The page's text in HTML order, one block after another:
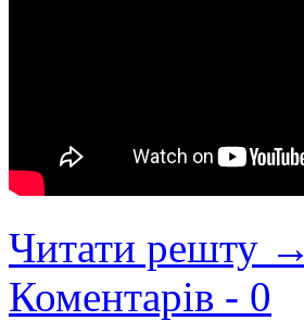
Читати решту →
Коментарів - 0